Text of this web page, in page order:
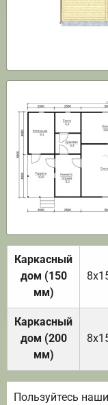
Каркасный
дом (150
мм)
Каркасный
дом (200
мм)
Пользуйтесь